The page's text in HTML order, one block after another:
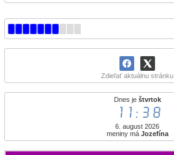
Zdieľať aktuálnu stránku
Dnes je štvrtok
11:38
6. august 2026
meniny má Jozefína